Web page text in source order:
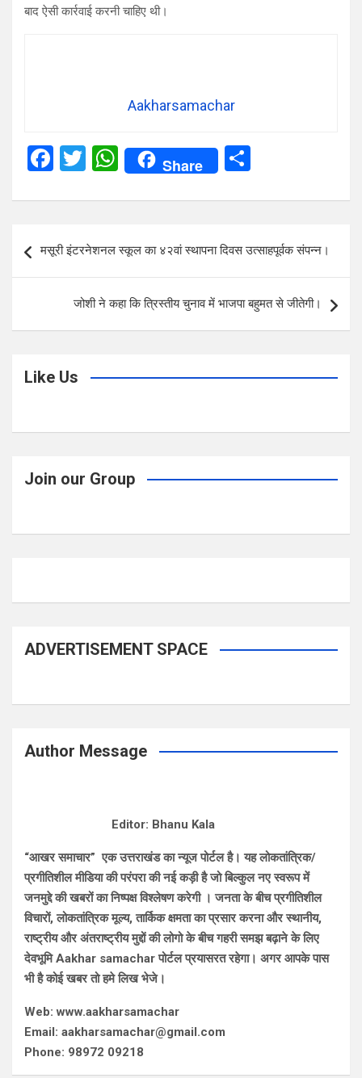
बाद ऐसी कार्रवाई करनी चाहिए थी।
Aakharsamachar
F
ce
b
o
o
T
tt
er
W
h
at
A
p
p
Share
ar
navigation
मसूरी इंटरनेशनल स्कूल का ४२वां स्थापना दिवस उत्साहपूर्वक संपन्न।
जोशी ने कहा कि त्रिस्तीय चुनाव में भाजपा बहुमत से जीतेगी।
Like Us
Join our Group
ADVERTISEMENT SPACE
Author Message
Editor: Bhanu Kala
“आखर समाचार” एक उत्तराखंड का न्यूज पोर्टल है। यह लोकतांत्रिक/
प्रगीतिशील मीडिया की परंपरा की नई कड़ी है जो बिल्कुल नए स्वरूप में
जनमुद्दे की खबरों का निष्पक्ष विश्लेषण करेगी । जनता के बीच प्रगीतिशील
विचारों, लोकतांत्रिक मूल्य, तार्किक क्षमता का प्रसार करना और स्थानीय,
राष्ट्रीय और अंतराष्ट्रीय मुद्दों की लोगो के बीच गहरी समझ बढ़ाने के लिए
देवभूमि Aakhar samachar पोर्टल प्रयासरत रहेगा। अगर आपके पास
भी है कोई खबर तो हमे लिख भेजे।
Web: www.aakharsamachar
Email: aakharsamachar@gmail.com
Phone: 98972 09218